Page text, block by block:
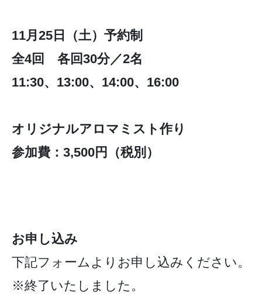
11月25日（土）予約制
全4回 各回30分／2名
11:30、13:00、14:00、16:00
オリジナルアロマミスト作り
参加費：3,500円（税別）
お申し込み
下記フォームよりお申し込みください。
※終了いたしました。